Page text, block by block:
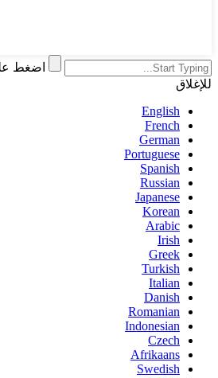
للإغلاق
English
French
German
Portuguese
Spanish
Russian
Japanese
Korean
Arabic
Irish
Greek
Turkish
Italian
Danish
Romanian
Indonesian
Czech
Afrikaans
Swedish